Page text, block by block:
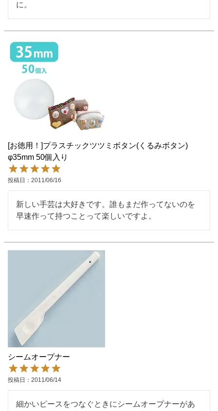
に。
[お徳用！]プラスチックツツミボタン(くるみボタン)
φ35mm 50個入り
投稿日 2011/06/16
新しい手芸は大好きです。誰もまだ作ってないのを
早速作って持つことって楽しいですよ。
シームオープナー
投稿日 2011/06/14
細かいピースをつなぐときにシームオープナーがあ